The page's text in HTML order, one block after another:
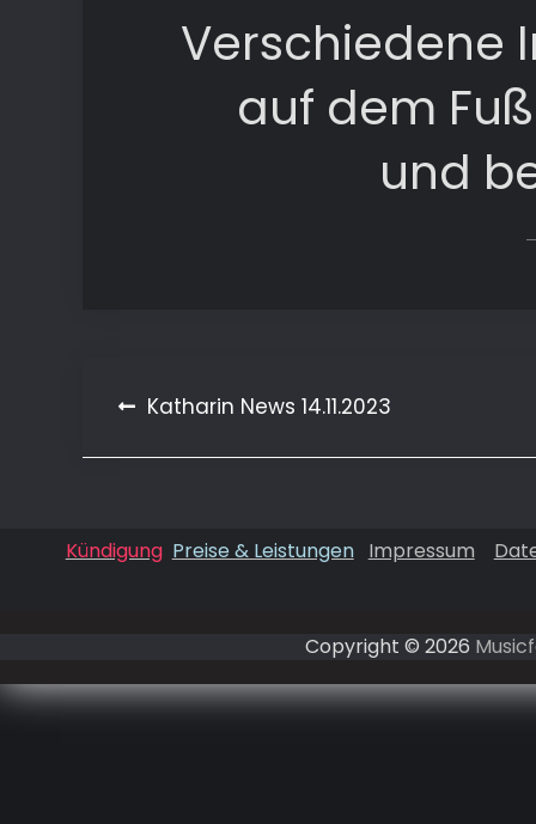
Verschiedene
auf dem
und
Beitragsnavigation
Katharin News 14.11.2023
Kündigung Preise & Leistungen Impressum
Copyright © 2026